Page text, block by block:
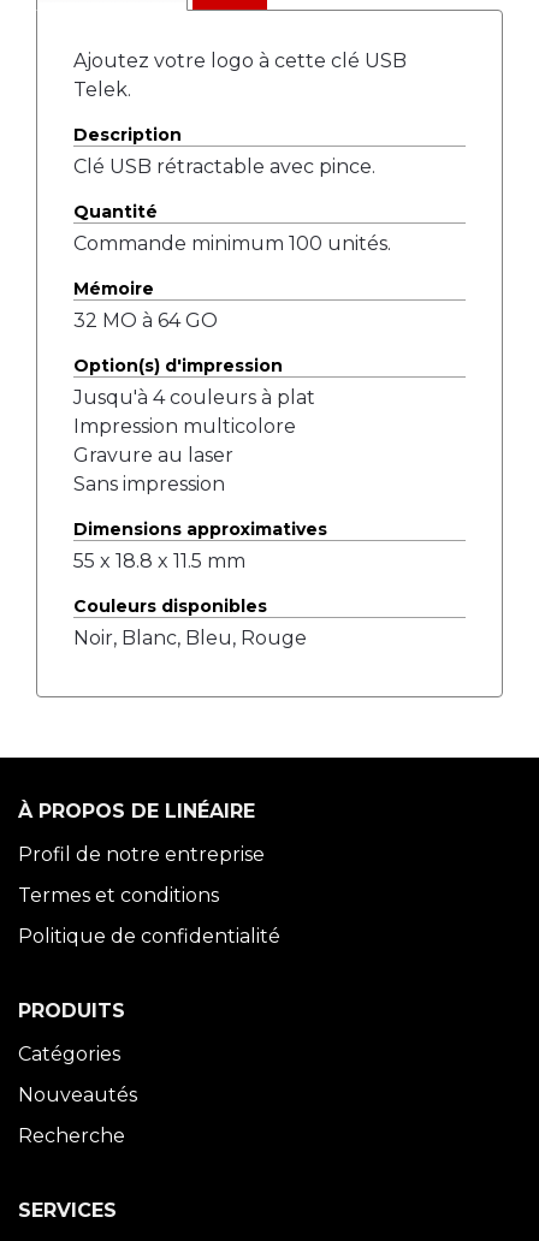
Ajoutez votre logo à cette clé USB
Telek.
Description
Clé USB rétractable avec pince.
Quantité
Commande minimum 100 unités.
Mémoire
32 MO à 64 GO
Option(s) d'impression
Jusqu'à 4 couleurs à plat
Impression multicolore
Gravure au laser
Sans impression
Dimensions approximatives
55 x 18.8 x 11.5 mm
Couleurs disponibles
Noir, Blanc, Bleu, Rouge
À PROPOS DE LINÉAIRE
Profil de notre entreprise
Termes et conditions
Politique de confidentialité
PRODUITS
Catégories
Nouveautés
Recherche
SERVICES